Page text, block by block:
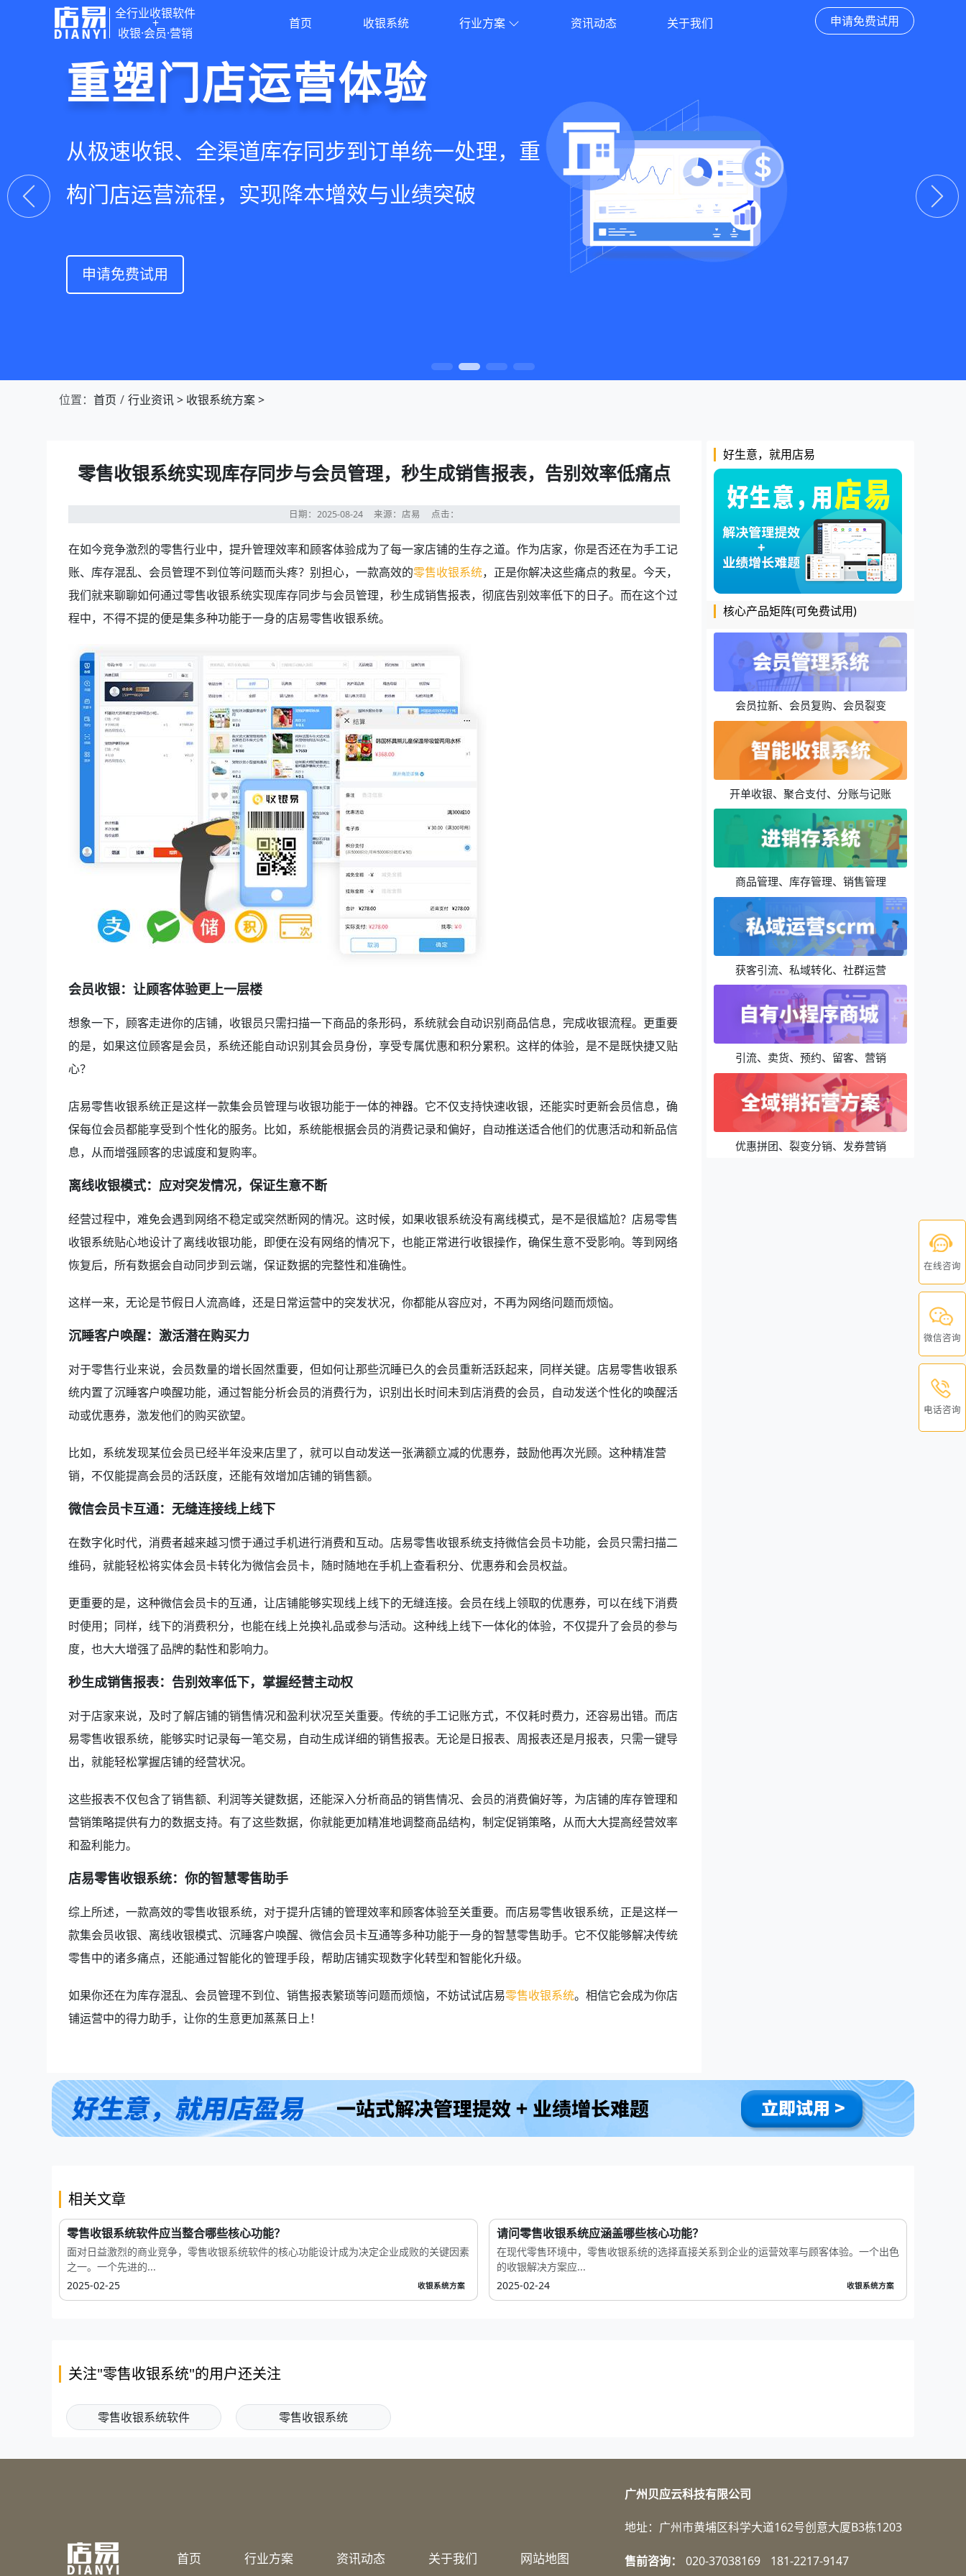
全行业收银软件
+
收银·会员·营销
首页 收银系统 行业方案 资讯动态 关于我们 申请免费试用
门店收银，就用店易
智慧收银+商品库存+会员增长+小程序商城，一套
系统解决开店管店及业绩增长难题
申请免费试用
重塑门店运营体验
从极速收银、全渠道库存同步到订单统一处理，重
构门店运营流程，实现降本增效与业绩突破
申请免费试用
驱动私域会员增长
从支付即会员、精准营销到优惠券互通，驱动私域
流量沉淀和会员复购，提升忠诚度和营销效果
申请免费试用
快速拓展生意边界
借助小程序商城、线上引流到线下售后，打通全域
销售渠道，拓展生意边界，提升顾客体验
申请免费试用
上一张 下一
位置： 首页 行业资讯> 收银系统方案>
零售收银系统实现库存同步与会员管理，秒生成销售报表，告别效率低痛点
日期：2025-08-24 来源：店易 点击：
在如今竞争激烈的零售行业中，提升管理效率和顾客体验成为了每一家店铺的生存之道。作为店家，你是否还在为手工记
账、库存混乱、会员管理不到位等问题而头疼？别担心，一款高效的零售收银系统，正是你解决这些痛点的救星。今天，
我们就来聊聊如何通过零售收银系统实现库存同步与会员管理，秒生成销售报表，彻底告别效率低下的日子。而在这个过
程中，不得不提的便是集多种功能于一身的店易零售收银系统。
会员收银：让顾客体验更上一层楼
想象一下，顾客走进你的店铺，收银员只需扫描一下商品的条形码，系统就会自动识别商品信息，完成收银流程。更重要
的是，如果这位顾客是会员，系统还能自动识别其会员身份，享受专属优惠和积分累积。这样的体验，是不是既快捷又贴
心？
店易零售收银系统正是这样一款集会员管理与收银功能于一体的神器。它不仅支持快速收银，还能实时更新会员信息，确
保每位会员都能享受到个性化的服务。比如，系统能根据会员的消费记录和偏好，自动推送适合他们的优惠活动和新品信
息，从而增强顾客的忠诚度和复购率。
离线收银模式：应对突发情况，保证生意不断
经营过程中，难免会遇到网络不稳定或突然断网的情况。这时候，如果收银系统没有离线模式，是不是很尴尬？店易零售
收银系统贴心地设计了离线收银功能，即便在没有网络的情况下，也能正常进行收银操作，确保生意不受影响。等到网络
恢复后，所有数据会自动同步到云端，保证数据的完整性和准确性。
这样一来，无论是节假日人流高峰，还是日常运营中的突发状况，你都能从容应对，不再为网络问题而烦恼。
沉睡客户唤醒：激活潜在购买力
对于零售行业来说，会员数量的增长固然重要，但如何让那些沉睡已久的会员重新活跃起来，同样关键。店易零售收银系
统内置了沉睡客户唤醒功能，通过智能分析会员的消费行为，识别出长时间未到店消费的会员，自动发送个性化的唤醒活
动或优惠券，激发他们的购买欲望。
比如，系统发现某位会员已经半年没来店里了，就可以自动发送一张满额立减的优惠券，鼓励他再次光顾。这种精准营
销，不仅能提高会员的活跃度，还能有效增加店铺的销售额。
微信会员卡互通：无缝连接线上线下
在数字化时代，消费者越来越习惯于通过手机进行消费和互动。店易零售收银系统支持微信会员卡功能，会员只需扫描二
维码，就能轻松将实体会员卡转化为微信会员卡，随时随地在手机上查看积分、优惠券和会员权益。
更重要的是，这种微信会员卡的互通，让店铺能够实现线上线下的无缝连接。会员在线上领取的优惠券，可以在线下消费
时使用；同样，线下的消费积分，也能在线上兑换礼品或参与活动。这种线上线下一体化的体验，不仅提升了会员的参与
度，也大大增强了品牌的黏性和影响力。
秒生成销售报表：告别效率低下，掌握经营主动权
对于店家来说，及时了解店铺的销售情况和盈利状况至关重要。传统的手工记账方式，不仅耗时费力，还容易出错。而店
易零售收银系统，能够实时记录每一笔交易，自动生成详细的销售报表。无论是日报表、周报表还是月报表，只需一键导
出，就能轻松掌握店铺的经营状况。
这些报表不仅包含了销售额、利润等关键数据，还能深入分析商品的销售情况、会员的消费偏好等，为店铺的库存管理和
营销策略提供有力的数据支持。有了这些数据，你就能更加精准地调整商品结构，制定促销策略，从而大大提高经营效率
和盈利能力。
店易零售收银系统：你的智慧零售助手
综上所述，一款高效的零售收银系统，对于提升店铺的管理效率和顾客体验至关重要。而店易零售收银系统，正是这样一
款集会员收银、离线收银模式、沉睡客户唤醒、微信会员卡互通等多种功能于一身的智慧零售助手。它不仅能够解决传统
零售中的诸多痛点，还能通过智能化的管理手段，帮助店铺实现数字化转型和智能化升级。
如果你还在为库存混乱、会员管理不到位、销售报表繁琐等问题而烦恼，不妨试试店易零售收银系统。相信它会成为你店
铺运营中的得力助手，让你的生意更加蒸蒸日上！
好生意，就用店易
核心产品矩阵(可免费试用)
会员拉新、会员复购、会员裂变
开单收银、聚合支付、分账与记账
商品管理、库存管理、销售管理
获客引流、私域转化、社群运营
引流、卖货、预约、留客、营销
优惠拼团、裂变分销、发券营销
相关文章
零售收银系统软件应当整合哪些核心功能？
面对日益激烈的商业竞争，零售收银系统软件的核心功能设计成为决定企业成败的关键因素
之一。一个先进的...
2025-02-25
收银系统方案
请问零售收银系统应涵盖哪些核心功能？
在现代零售环境中，零售收银系统的选择直接关系到企业的运营效率与顾客体验。一个出色
的收银解决方案应...
2025-02-24
收银系统方案
关注"零售收银系统"的用户还关注
零售收银系统软件 零售收银系统
在线咨询
微信咨询
电话咨询
首页 行业方案 资讯动态 关于我们 网站地图
广州贝应云科技有限公司
地址：广州市黄埔区科学大道162号创意大厦B3栋1203
售前咨询： 020-37038169 181-2217-9147